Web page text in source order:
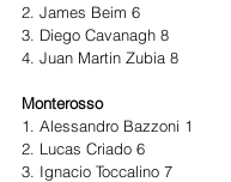
2. James Beim 6
3. Diego Cavanagh 8
4. Juan Martin Zubia 8
Monterosso
1. Alessandro Bazzoni 1
2. Lucas Criado 6
3. Ignacio Toccalino 7